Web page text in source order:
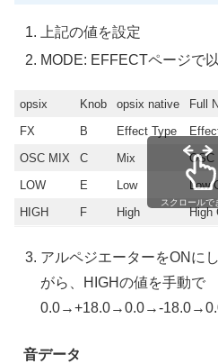
上記の値を設定
MODE: EFFECTページで
opsix Knob opsix native Full
FX
B Effect Type
OSC MIX
C Mix OSC
LOW
E Low Low
HIGH
F High High
スクロールで
アルペジエーターをONに
がら、HIGHの値を手動で
0.0→+18.0→0.0→-
音データ